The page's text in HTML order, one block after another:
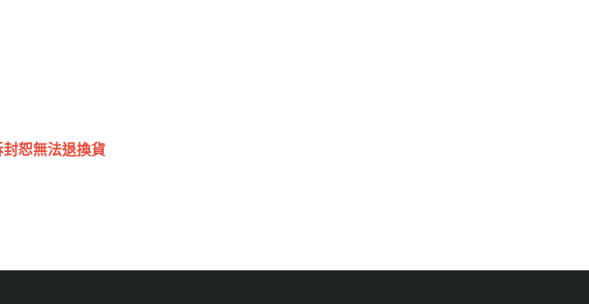
恕無法退換貨